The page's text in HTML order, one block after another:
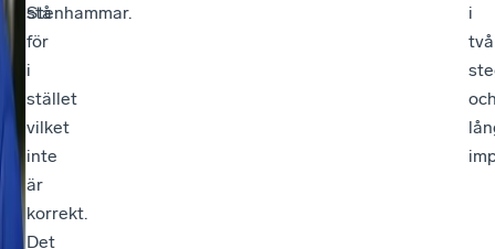
Stenhammar.
stå
för
i
stället
vilket
inte
är
korrekt.
Det
i
två